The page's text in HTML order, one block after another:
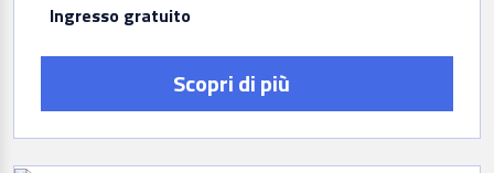
Ingresso gratuito
Scopri di più